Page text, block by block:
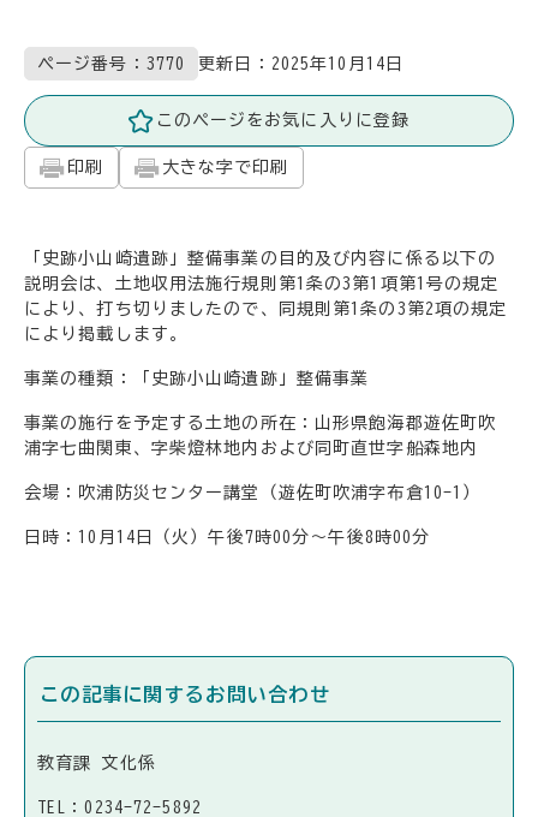
ページ番号：3770 更新日： 2025年10月14日
このページをお気に入りに登録
印刷 大きな字で印刷
「史跡小山崎遺跡」整備事業の目的及び内容に係る以下の
説明会は、土地収用法施行規則第1条の3第1項第1号の規定
により、打ち切りましたので、同規則第1条の3第2項の規定
により掲載します。
事業の種類：「史跡小山崎遺跡」整備事業
事業の施行を予定する土地の所在：山形県飽海郡遊佐町吹
浦字七曲関東、字柴燈林地内および同町直世字船森地内
会場：吹浦防災センター講堂（遊佐町吹浦字布倉10-1）
日時：10月14日（火）午後7時00分～午後8時00分
この記事に関するお問い合わせ
教育課 文化係
TEL：0234-72-5892